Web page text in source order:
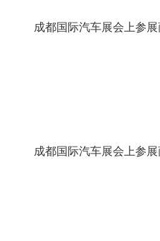
成都国际汽车展会上参展
成都国际汽车展会上参展